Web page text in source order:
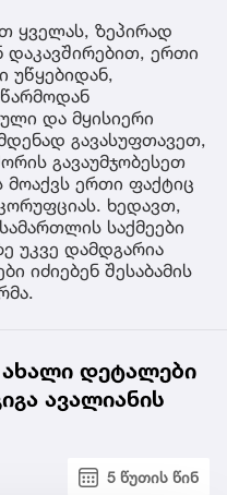
ყველას, ზეპირად
დაკავშირებით, ერთი
უწყებიდან,
და მყისიერი
გავასუფთავეთ,
გავაუმჯობესეთ
ერთი ფაქტიც
ხედავთ,
საქმეები
უკვე დამდგარია
იძიებენ შესაბამის
დეტალები
ავალიანის
5 წუთის წინ